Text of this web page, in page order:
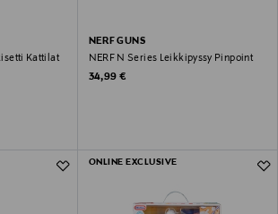
Kattilat
NERF GUNS
NERF N Series Leikkipyssy Pinpoint
Original Price
34,99 €
ONLINE EXCLUSIVE